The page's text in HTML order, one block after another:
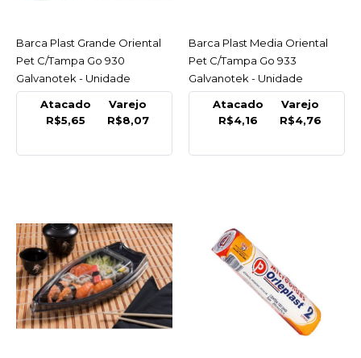
R$8,07
COMPRAR
COMPARAR
933 Galvanotek -
Unidade
COMPRAR
ACESSAR
Barca Plast Grande Oriental
Pet C/Tampa Go 930
Galvanotek - Unidade
Atacado
R$5,65
Varejo
R$8,07
ACESSAR
Barca Plast Media Oriental
Pet C/Tampa Go 933
Galvanotek - Unidade
Atacado
R$4,16
Varejo
R$4,76